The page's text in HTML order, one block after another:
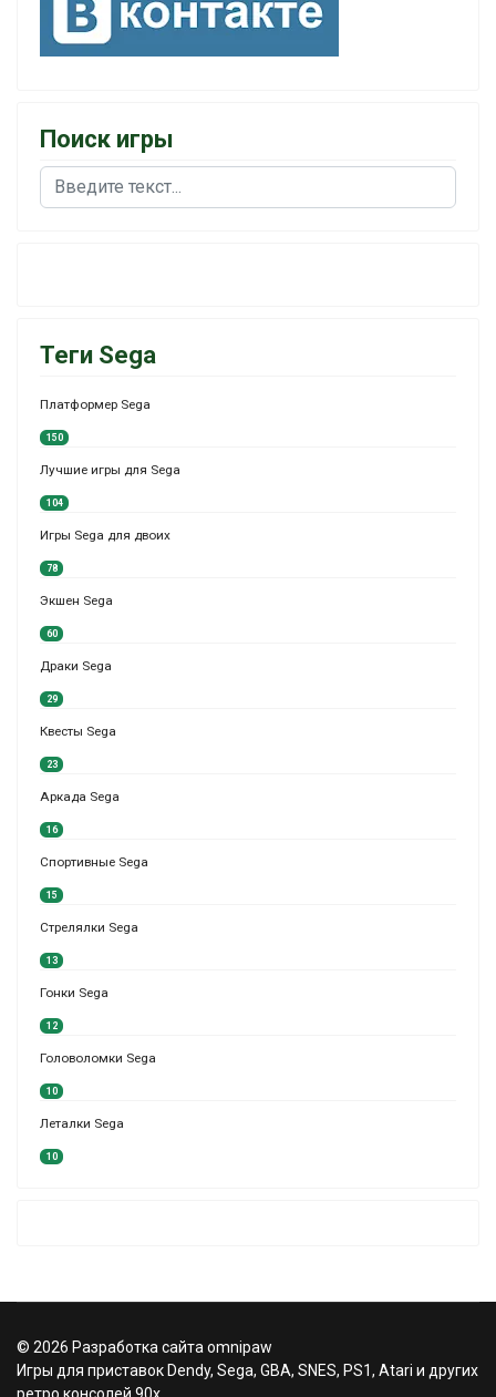
Поиск игры
Поиск
Теги Sega
Платформер Sega
150
Лучшие игры для Sega
104
Игры Sega для двоих
78
Экшен Sega
60
Драки Sega
29
Квесты Sega
23
Аркада Sega
16
Спортивные Sega
15
Стрелялки Sega
13
Гонки Sega
12
Головоломки Sega
10
Леталки Sega
10
© 2026 Разработка сайта omnipaw
Игры для приставок Dendy, Sega, GBA, SNES, PS1, Atari и других
ретро консолей 90х.